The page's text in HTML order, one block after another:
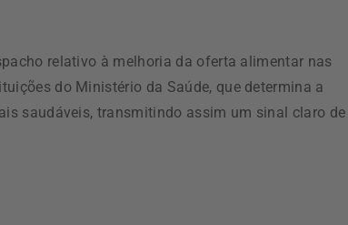
relativo à melhoria da oferta alimentar nas
do Ministério da Saúde, que determina a
saudáveis, transmitindo assim um sinal claro de